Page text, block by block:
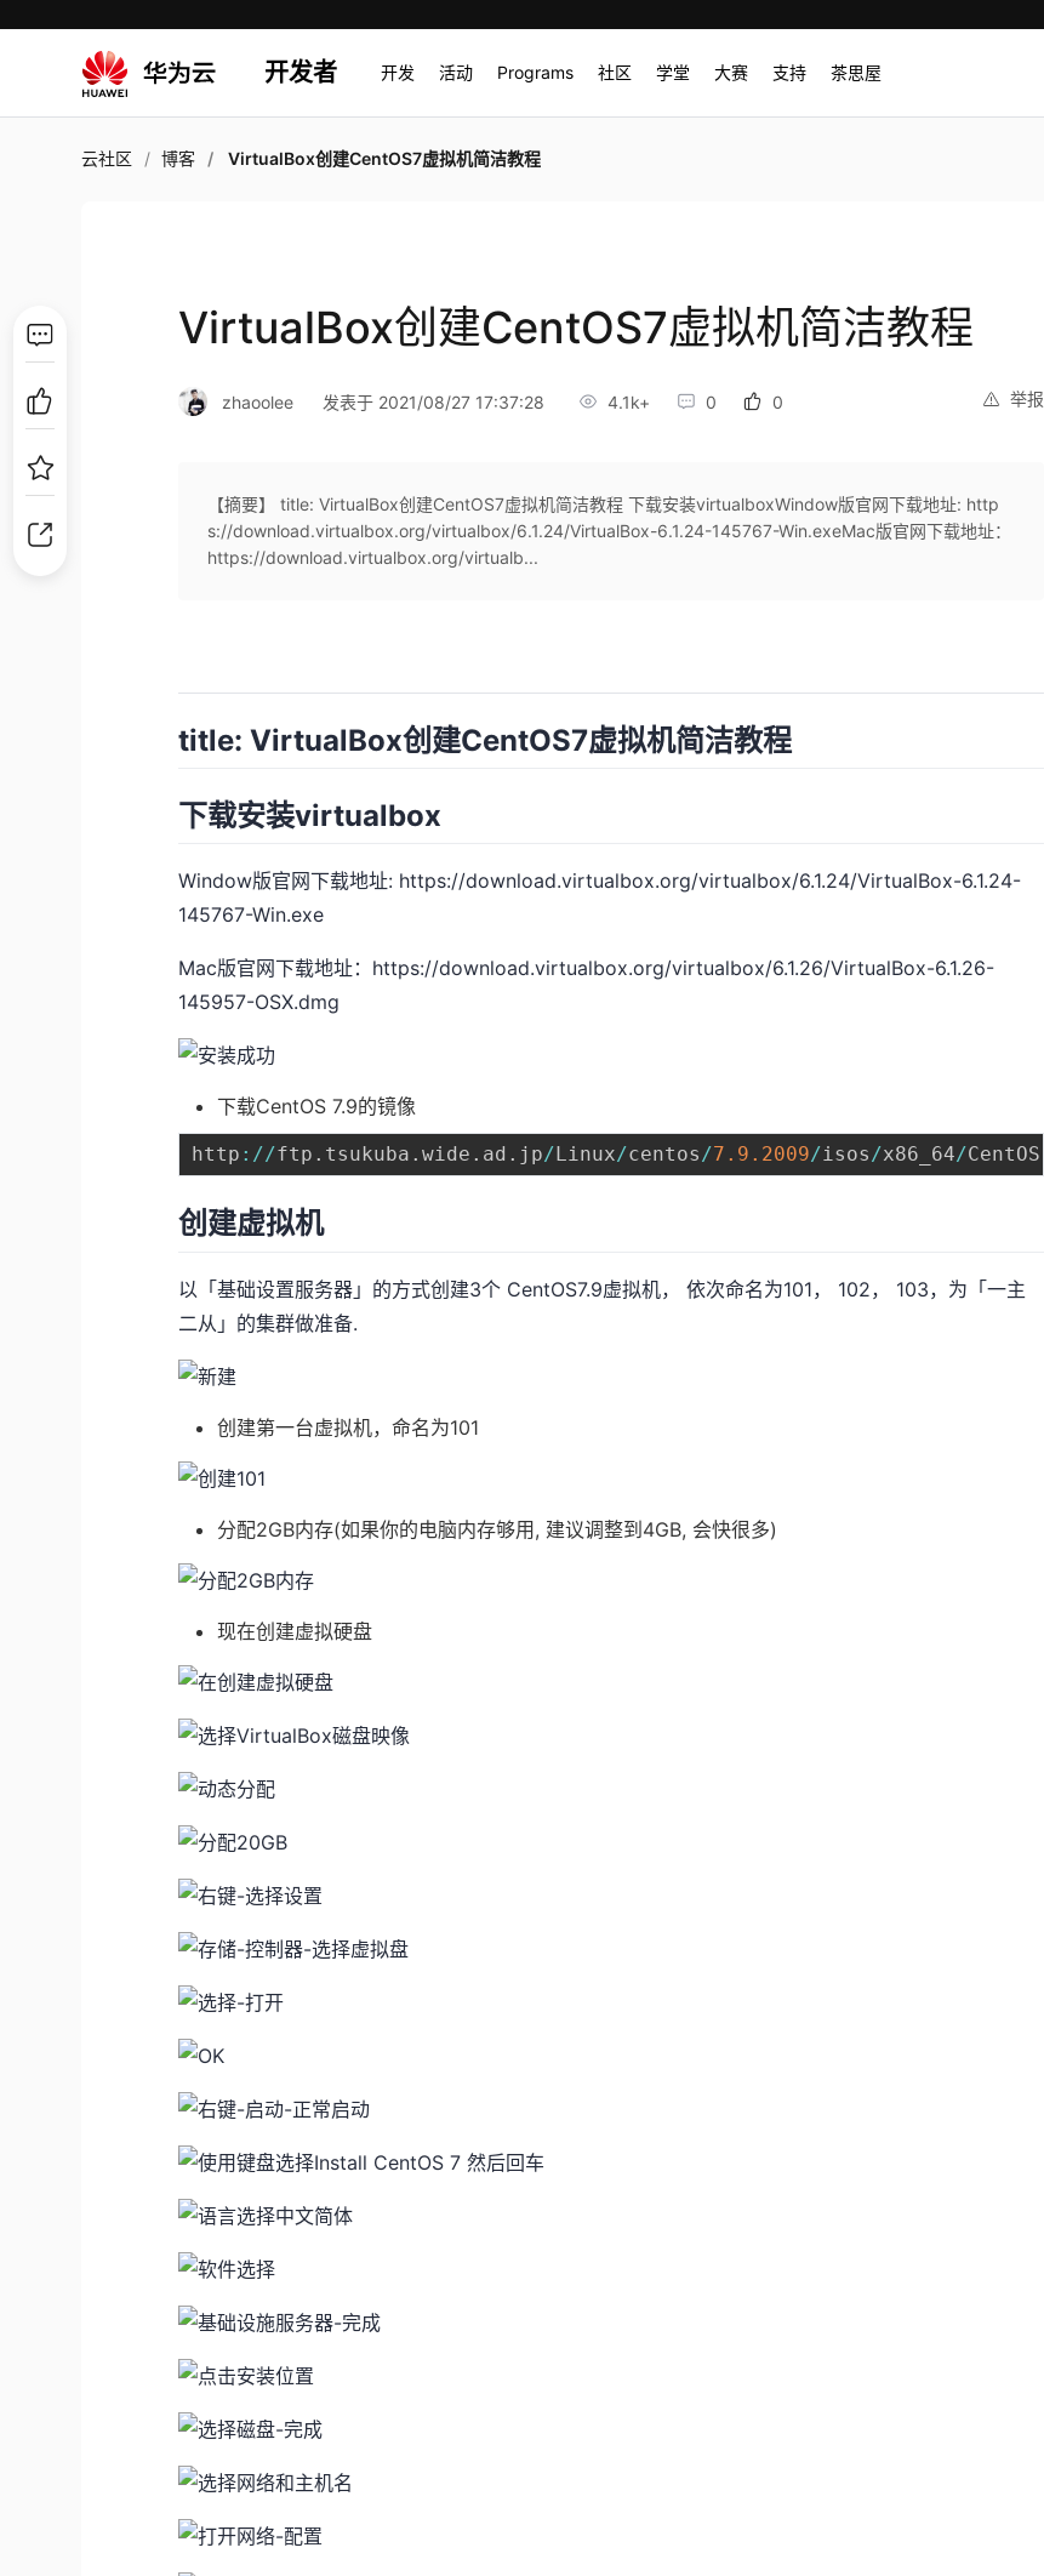
开发者 开发 活动 Programs 社区 学堂 大赛 支持 茶思屋
云社区 博客 VirtualBox创建CentOS7虚拟机简洁教程
VirtualBox创建CentOS7虚拟机简洁教程
举报
zhaoolee 发表于 2021/08/27 17:37:28 4.1k+ 0 0
【摘要】 title: VirtualBox创建CentOS7虚拟机简洁教程 下载安装virtualboxWindow版官网下载地址: http
s://download.virtualbox.org/virtualbox/6.1.24/VirtualBox-6.1.24-145767-Win.exeMac版官网下载地址：
https://download.virtualbox.org/virtualb...
title: VirtualBox创建CentOS7虚拟机简洁教程
下载安装virtualbox
Window版官网下载地址: https://download.virtualbox.org/virtualbox/6.1.24/VirtualBox-6.1.24-
145767-Win.exe
Mac版官网下载地址： https://download.virtualbox.org/virtualbox/6.1.26/VirtualBox-6.1.26-
145957-OSX.dmg
下载CentOS 7.9的镜像
http : //ftp . tsukuba .wide . ad . jp/ Linux/centos/7.9 .2009/isos/x86_64/CentOS
创建虚拟机
以「基础设置服务器」的方式创建3个 CentOS7.9虚拟机， 依次命名为101， 102， 103，为「一主
二从」的集群做准备.
创建第一台虚拟机，命名为101
分配2GB内存(如果你的电脑内存够用, 建议调整到4GB, 会快很多)
现在创建虚拟硬盘